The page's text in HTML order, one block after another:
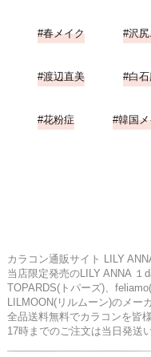
春メイク 沢
渡辺直美 白
花粉症 韓国
カラコン通販サイト LILY
当店限定発売のLILY ANNA １
TOPARDS(トパーズ)、
LILMOON(リルムーン)のメー
全品送料無料でカラコンを皆
17時までのご注文は当日発送